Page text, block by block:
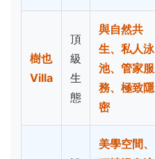
樹也
Villa
頂
級
生
態
與自然共
生、私人泳
池、管家服
務、極致隱
密
美學空間、